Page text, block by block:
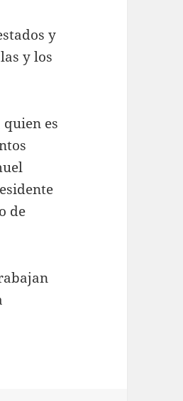
y
y los
es
de